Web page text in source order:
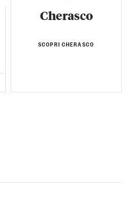
Cherasco
SCOPRI CHERASCO